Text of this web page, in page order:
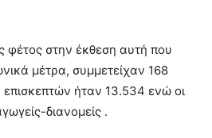
φέτος στην έκθεση αυτή που
μέτρα, συμμετείχαν 168
ήταν 13.534 ενώ οι
διανομείς .